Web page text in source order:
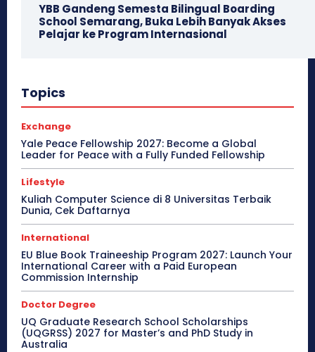
YBB Gandeng Semesta Bilingual Boarding
School Semarang, Buka Lebih Banyak Akses
Pelajar ke Program Internasional
Topics
Exchange
Yale Peace Fellowship 2027: Become a Global
Leader for Peace with a Fully Funded Fellowship
Lifestyle
Kuliah Computer Science di 8 Universitas Terbaik
Dunia, Cek Daftarnya
International
EU Blue Book Traineeship Program 2027: Launch Your
International Career with a Paid European
Commission Internship
Doctor Degree
UQ Graduate Research School Scholarships
(UQGRSS) 2027 for Master’s and PhD Study in
Australia